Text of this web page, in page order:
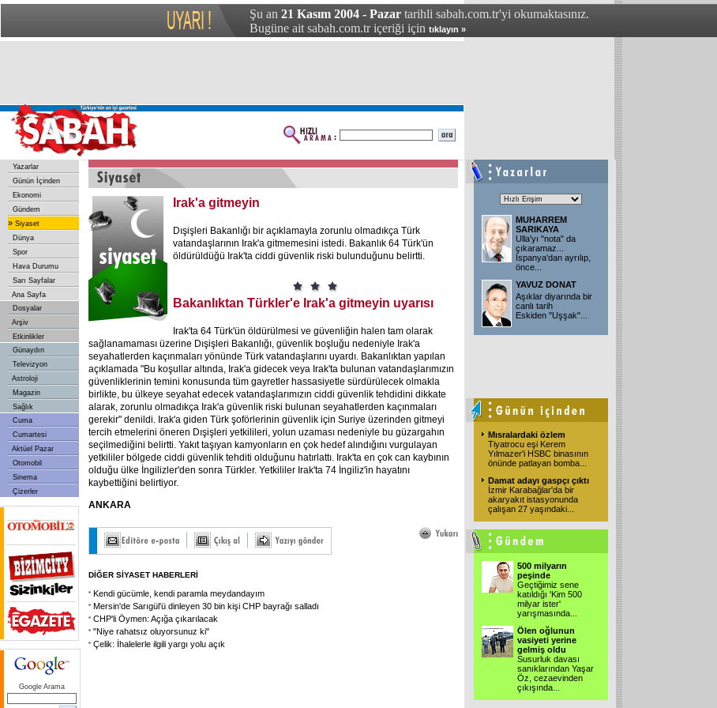
Şu an 21 Kasım 2004 - Pazar tarihli sabah.com.tr'yi okumaktasınız.
Bugüne ait sabah.com.tr içeriği için tıklayın »
Yazarlar
Günün İçinden
Ekonomi
Gündem
» Siyaset
Dünya
Spor
Hava Durumu
Sarı Sayfalar
Ana Sayfa
Dosyalar
Arşiv
Etkinlikler
Günaydın
Televizyon
Astroloji
Magazin
Sağlık
Cuma
Cumartesi
Aktüel Pazar
Otomobil
Sinema
Çizerler
Google Arama
Irak'a gitmeyin
Dışişleri Bakanlığı bir açıklamayla zorunlu olmadıkça Türk
vatandaşlarının Irak'a gitmemesini istedi. Bakanlık 64 Türk'ün
öldürüldüğü Irak'ta ciddi güvenlik riski bulunduğunu belirtti.
Bakanlıktan Türkler'e Irak'a gitmeyin uyarısı
Irak'ta 64 Türk'ün öldürülmesi ve güvenliğin halen tam olarak
sağlanamaması üzerine Dışişleri Bakanlığı, güvenlik boşluğu nedeniyle Irak'a
seyahatlerden kaçınmaları yönünde Türk vatandaşlarını uyardı. Bakanlıktan yapılan
açıklamada "Bu koşullar altında, Irak'a gidecek veya Irak'ta bulunan vatandaşlarımızın
güvenliklerinin temini konusunda tüm gayretler hassasiyetle sürdürülecek olmakla
birlikte, bu ülkeye seyahat edecek vatandaşlarımızın ciddi güvenlik tehdidini dikkate
alarak, zorunlu olmadıkça Irak'a güvenlik riski bulunan seyahatlerden kaçınmaları
gerekir" denildi. Irak'a giden Türk şoförlerinin güvenlik için Suriye üzerinden gitmeyi
tercih etmelerini öneren Dışişleri yetkilileri, yolun uzaması nedeniyle bu güzargahın
seçilmediğini belirtti. Yakıt taşıyan kamyonların en çok hedef alındığını vurgulayan
yetkililer bölgede ciddi güvenlik tehditi olduğunu hatırlattı. Irak'ta en çok can kaybının
olduğu ülke İngilizler'den sonra Türkler. Yetkililer Irak'ta 74 İngiliz'in hayatını
kaybettiğini belirtiyor.
ANKARA
DİĞER SİYASET HABERLERİ
Kendi gücümle, kendi paramla meydandayım
Mersin'de Sarıgül'ü dinleyen 30 bin kişi CHP bayrağı salladı
CHP'li Öymen: Açığa çıkarılacak
"Niye rahatsız oluyorsunuz ki"
Çelik: İhalelerle ilgili yargı yolu açık
MUHARREM
SARIKAYA
Ulla'yı "nota" da
çıkaramaz...
İspanya'dan ayrılıp,
önce
YAVUZ DONAT
Aşıklar diyarında bir
canlı tarih
Eskiden "Uşşak"
Mısralardaki özlem
Tiyatrocu eşi Kerem
Yılmazer'i HSBC binasının
önünde patlayan bomba
Damat adayı gaspçı çıktı
İzmir Karabağlar'da bir
akaryakıt istasyonunda
çalışan 27 yaşındaki
500 milyarın
peşinde
Geçtiğimiz sene
katıldığı 'Kim 500
milyar ister'
yarışmasında
Ölen oğlunun
vasiyeti yerine
gelmiş oldu
Susurluk davası
sanıklarından Yaşar
Öz, cezaevinden
çıkışında